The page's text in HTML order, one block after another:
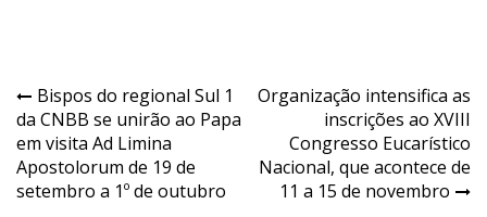
Navegação
de
Post
Bispos do regional Sul 1
da CNBB se unirão ao Papa
em visita Ad Limina
Apostolorum de 19 de
setembro a 1º de outubro
Organização intensifica as
inscrições ao XVIII
Congresso Eucarístico
Nacional, que acontece de
11 a 15 de novembro